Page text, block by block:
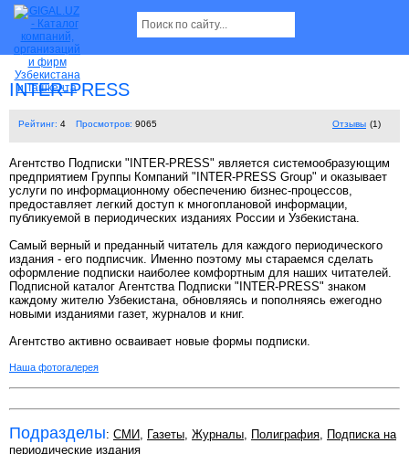
INTER-PRESS
Рейтинг: 4 Просмотров: 9065 Отзывы (1)
Агентство Подписки "INTER-PRESS" является системообразующим
предприятием Группы Компаний "INTER-PRESS Group" и оказывает
услуги по информационному обеспечению бизнес-процессов,
предоставляет легкий доступ к многоплановой информации,
публикуемой в периодических изданиях России и Узбекистана.
Самый верный и преданный читатель для каждого периодического
издания - его подписчик. Именно поэтому мы стараемся сделать
оформление подписки наиболее комфортным для наших читателей.
Подписной каталог Агентства Подписки "INTER-PRESS" знаком
каждому жителю Узбекистана, обновляясь и пополняясь ежегодно
новыми изданиями газет, журналов и книг.
Агентство активно осваивает новые формы подписки.
Наша фотогалерея
Подразделы: СМИ, Газеты, Журналы, Полиграфия, Подписка на
периодические издания